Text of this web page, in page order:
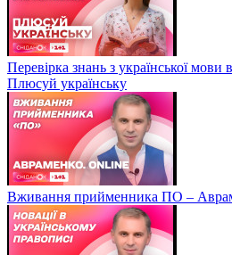
Перевірка знань з української мови
Плюсуй українську
Вживання прийменника ПО –